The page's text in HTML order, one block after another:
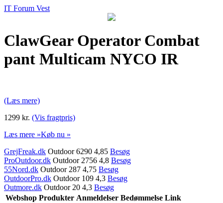
IT Forum Vest
ClawGear Operator Combat
pant Multicam NYCO IR
(Læs mere)
1299 kr. (Vis fragtpris)
Læs mere »Køb nu »
GrejFreak.dk Outdoor 6290 4,85 Besøg
ProOutdoor.dk Outdoor 2756 4,8 Besøg
55Nord.dk Outdoor 287 4,75 Besøg
OutdoorPro.dk Outdoor 109 4,3 Besøg
Outmore.dk Outdoor 20 4,3 Besøg
Webshop Produkter Anmeldelser Bedømmelse Link